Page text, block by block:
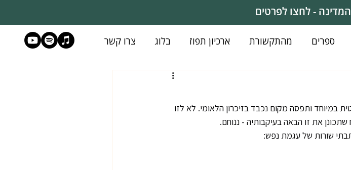
- לחצו לפרטים
ספרים מהתקשורת ארכיון תפוז בלוג צרו קשר
במיוחד ותפסה מקום נכבד בזיכרון הלאומי. לא לזו
את זו הבאה בעיקבותיה - ננוחם.
שורות של עגמת נפש: